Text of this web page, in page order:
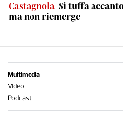
Castagnola Si tuffa
ma non riemerge
Multimedia
Video
Podcast